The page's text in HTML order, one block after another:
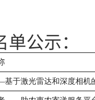
公示：
于激光雷达和深度相机